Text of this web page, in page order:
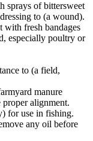
sprays of bittersweet
to (a wound).
with fresh bandages
especially poultry or
to (a field,
manure
alignment.
for use in fishing.
any oil before